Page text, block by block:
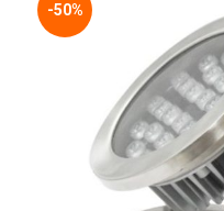
-50%